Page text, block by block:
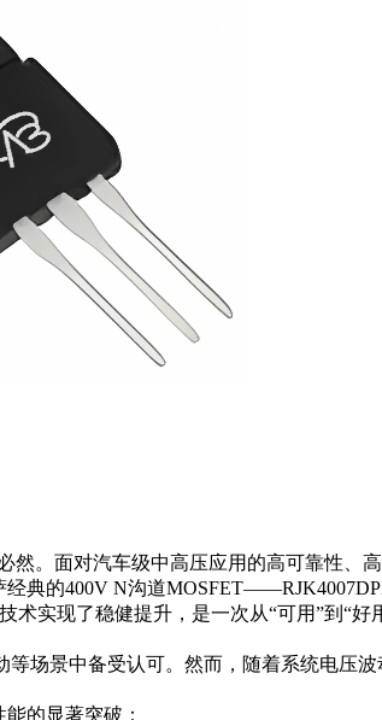
。面对汽车级中高压应用的高可靠性、
典的400V N沟道
实现了稳健提升，是一次从“可用”到“好
等场景中备受认可。然而，随着系统电压
的显著突破：